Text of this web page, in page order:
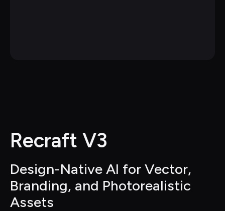
Recraft V3
Design-Native AI for Vector,
Branding, and Photorealistic
Assets